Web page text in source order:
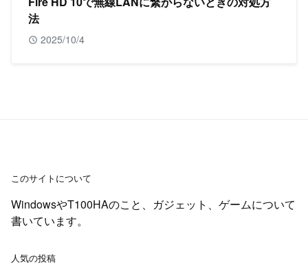
法
2025/10/4
このサイトについて
WindowsやT100HAのこと、ガジェット、ゲームについて
書いています。
人気の投稿